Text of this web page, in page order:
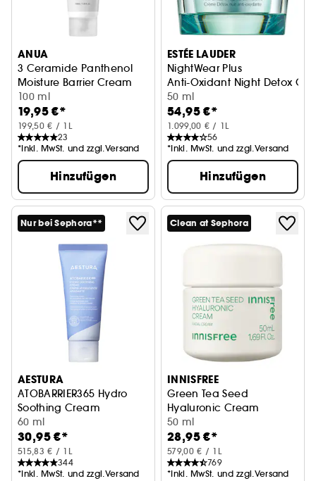
ANUA
3 Ceramide Panthenol
Moisture Barrier Cream
Nährende Creme mit 3 Ceramiden
100 ml
19,95 €*
199,50 € / 1L
23
*Inkl. MwSt. und zzgl.Versand
Hinzufügen
ESTÉE LAUDER
NightWear Plus
Anti-Oxidant Night Detox
50 ml
54,95 €*
1.099,00 € / 1L
56
*Inkl. MwSt. und zzgl.Versand
Hinzufügen
Nur bei Sephora**
AESTURA
ATOBARRIER365 Hydro
Soothing Cream
Beruhigende Feuchtigkeitscreme
60 ml
30,95 €*
515,83 € / 1L
344
*Inkl. MwSt. und zzgl.Versand
Clean at Sephora
INNISFREE
Green Tea Seed
Hyaluronic Cream
Feuchtigkeitscreme
50 ml
28,95 €*
579,00 € / 1L
769
*Inkl. MwSt. und zzgl.Versand